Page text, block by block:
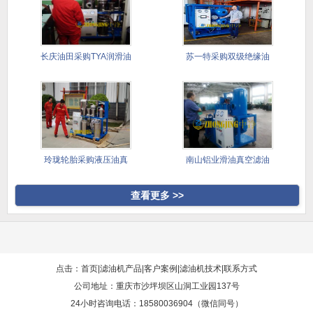
长庆油田采购TYA润滑油 苏一特采购双级绝缘油
玲珑轮胎采购液压油真 南山铝业滑油真空滤油
查看更多 >>
点击：首页 滤油机产品 客户案例 滤油机技术 联系方式
公司地址：重庆市沙坪坝区山洞工业园137号
24小时咨询电话：18580036904（微信同号）